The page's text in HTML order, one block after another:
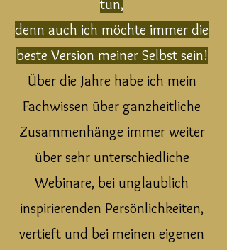
tun,
denn auch ich möchte immer die
beste Version meiner Selbst sein!
Über die Jahre habe ich mein
Fachwissen über ganzheitliche
Zusammenhänge immer weiter
über sehr unterschiedliche
Webinare, bei unglaublich
inspirierenden Persönlichkeiten,
vertieft und bei meinen eigenen